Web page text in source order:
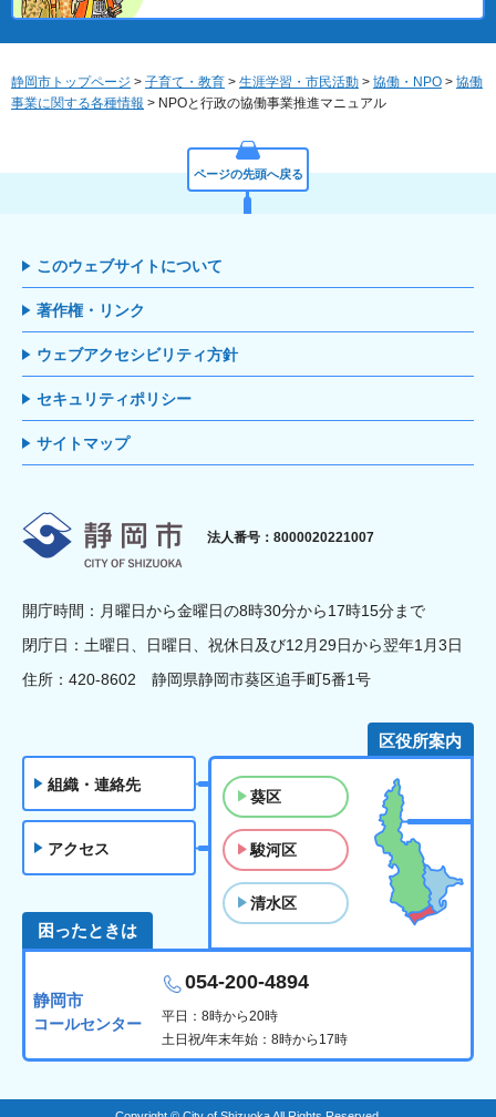
静岡市トップページ > 子育て・教育 > 生涯学習・市民活動 > 協働・NPO > 協働
事業に関する各種情報 > NPOと行政の協働事業推進マニュアル
ページの先頭へ戻る
このウェブサイトについて
著作権・リンク
ウェブアクセシビリティ方針
セキュリティポリシー
サイトマップ
静岡市
法人番号：8000020221007
開庁時間：月曜日から金曜日の8時30分から17時15分まで
閉庁日：土曜日、日曜日、祝休日及び12月29日から翌年1月3日
住所：420-8602 静岡県静岡市葵区追手町5番1号
組織・連絡先
アクセス
区役所案内
葵区
駿河区
清水区
困ったときは
静岡市
コールセンター
054-200-4894
平日：8時から20時
土日祝/年末年始：8時から17時